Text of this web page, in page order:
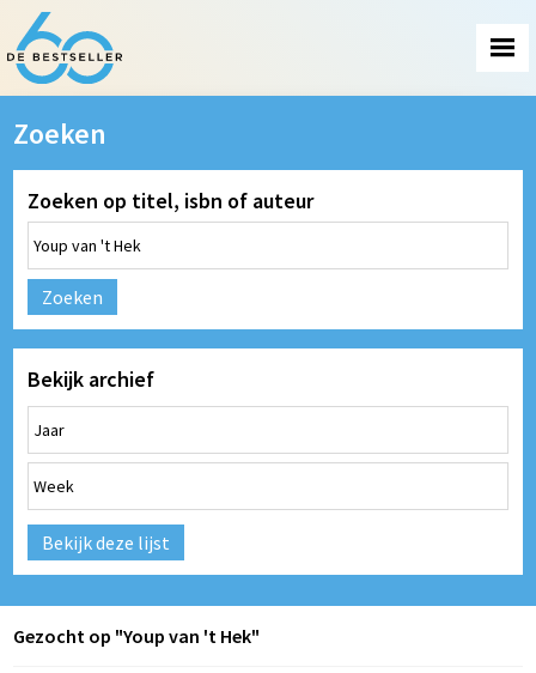
Zoeken
Zoeken op titel, isbn of auteur
Zoeken
Bekijk archief
Bekijk deze lijst
Gezocht op "Youp van 't Hek"